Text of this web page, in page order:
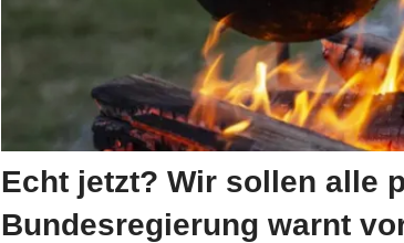
Echt jetzt? Wir sollen alle
Bundesregierung warnt